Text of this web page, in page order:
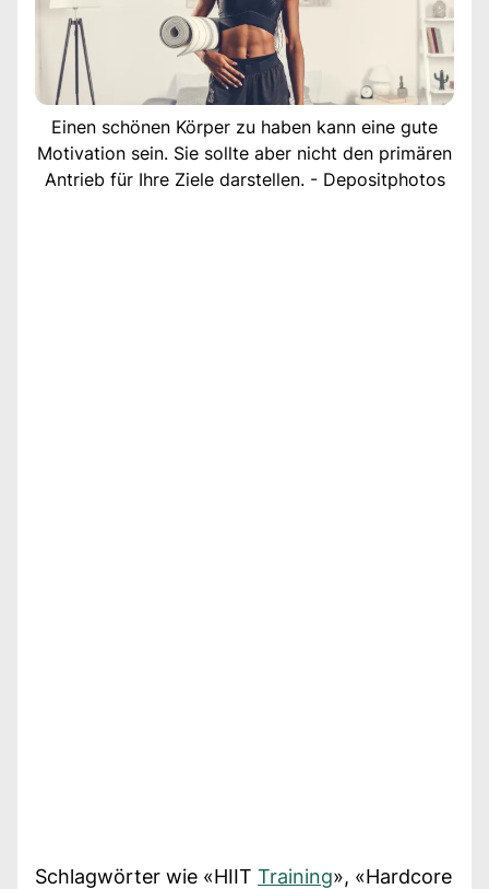
Einen schönen Körper zu haben kann eine gute
Motivation sein. Sie sollte aber nicht den primären
Antrieb für Ihre Ziele darstellen. - Depositphotos
Schlagwörter wie «HIIT Training», «Hardcore